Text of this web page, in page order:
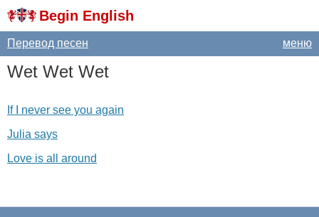
Begin English
меню
Перевод песен
Wet Wet Wet
If I never see you again
Julia says
Love is all around